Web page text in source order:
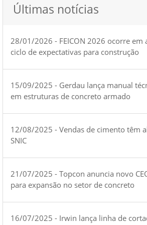
Últimas notícias
28/01/2026 - FEICON 2026 ocorre em
ciclo de expectativas para construção
15/09/2025 - Gerdau lança manual
em estruturas de concreto armado
12/08/2025 - Vendas de cimento têm
SNIC
21/07/2025 - Topcon anuncia novo
para expansão no setor de concreto
16/07/2025 - Irwin lança linha de